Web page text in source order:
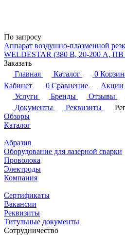
По запросу
Аппарат воздушно-плазменной
WELDESTAR (380 В, 20-200 А, ПВ
Заказать
Главная
Каталог 0
Кабинет
0 Сравнение Акции
Услуги
Бренды Отзывы
Документы
Реквизиты
Обзоры
Каталог
Абразив
Оборудование для лазерной сварки
Проволока
Электроды
Компания
Сертификаты
Вакансии
Реквизиты
Титульные документы
Сотрудничество